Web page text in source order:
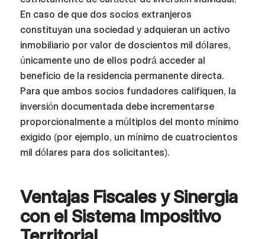
En caso de que dos socios extranjeros
constituyan una sociedad y adquieran un activo
inmobiliario por valor de doscientos mil dólares,
únicamente uno de ellos podrá acceder al
beneficio de la residencia permanente directa.
Para que ambos socios fundadores califiquen, la
inversión documentada debe incrementarse
proporcionalmente a múltiplos del monto mínimo
exigido (por ejemplo, un mínimo de cuatrocientos
mil dólares para dos solicitantes).
Ventajas Fiscales y Sinergia
con el Sistema Impositivo